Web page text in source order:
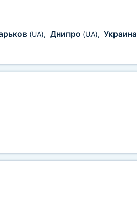
(UA), Днипро (UA), Украина